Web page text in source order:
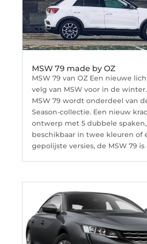
MSW 79 made by OZ
MSW 79 van OZ Een nieuwe
velg van MSW voor in de
MSW 79 wordt onderdeel van
Season-collectie. Een nieuw
ontwerp met 5 dubbele spaken,
beschikbaar in twee kleuren of
gepolijste versies, de MSW 79 is